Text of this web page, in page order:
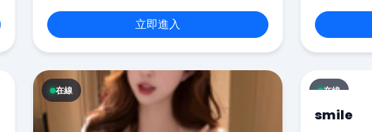
立即進入
在線 在線
smile